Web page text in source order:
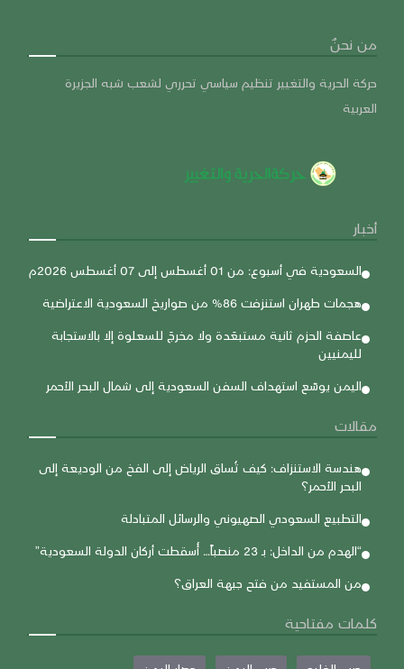
من نحنٌ
حركة الحرية والتغيير تنظيم سياسي تحرري لشعب شبه الجزيرة
العربية
أخبار
السعودية في أسبوع: من 01 أغسطس إلى 07 أغسطس 2026م
هجمات طهران استنزفت 86% من صواريخ السعودية الاعتراضية
عاصفة الحزم ثانية مستبعَدة ولا مخرجَ للسعلوة إلا بالاستجابة
لليمنيين
اليمن يوسّع استهداف السفن السعودية إلى شمال البحر الأحمر
مقالات
هندسة الاستنزاف: كيف تُساق الرياض إلى الفخ من الوديعة إلى
البحر الأحمر؟
التطبيع السعودي الصهيوني والرسائل المتبادلة
“الهدم من الداخل: بـ 23 منصباً… أُسقطت أركان الدولة السعودية”
من المستفيد من فتح جبهة العراق؟
كلمات مفتاحية